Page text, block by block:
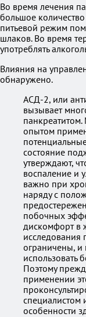
Во время лечения
большое
питьевой режим
шлаков. Во время
употреблять
Влияния на
обнаружено.
АСД-2, или
вызывает
опытом
состояние
утверждают,
воспаление и
важно при
наряду с
побочных
дискомфорт в
исследования
ограничены, и
использовать
Поэтому
применении
специалистом
особенности